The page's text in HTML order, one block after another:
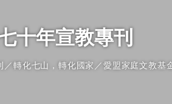
十年宣教專刊
／轉化七山，轉化國家 ／愛盟家庭文教基